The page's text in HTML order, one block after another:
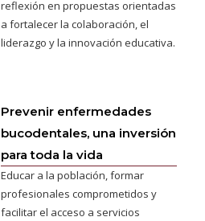
reflexión en propuestas orientadas
a fortalecer la colaboración, el
liderazgo y la innovación educativa.
Prevenir enfermedades
bucodentales, una inversión
para toda la vida
Educar a la población, formar
profesionales comprometidos y
facilitar el acceso a servicios